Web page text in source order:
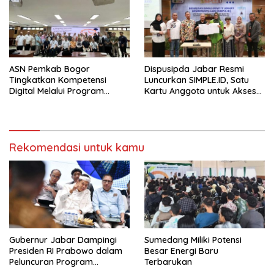
ASN Pemkab Bogor
Tingkatkan Kompetensi
Digital Melalui Program
Dispusipda Jabar Resmi
Luncurkan SIMPLE.ID, Satu
Kartu Anggota untuk Akses
Rekomendasi untuk kamu
Gubernur Jabar Dampingi
Presiden RI Prabowo dalam
Peluncuran Program
Sumedang Miliki Potensi
Besar Energi Baru
Terbarukan